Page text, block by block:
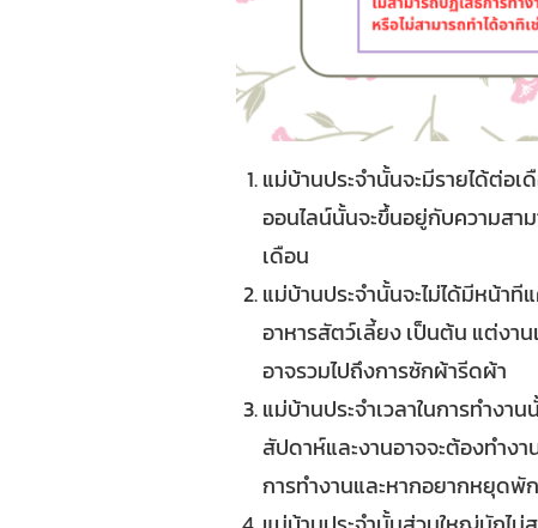
แม่บ้านประจำนั้นจะมีรายได้ต่อ
ออนไลน์นั้นจะขึ้นอยู่กับความส
เดือน
แม่บ้านประจำนั้นจะไม่ได้มีหน้า
อาหารสัตว์เลี้ยง เป็นต้น แต่งา
อาจรวมไปถึงการซักผ้ารีดผ้า
แม่บ้านประจำเวลาในการทำงา
สัปดาห์และงานอาจจะต้องทำง
การทำงานและหากอยากหยุดพั